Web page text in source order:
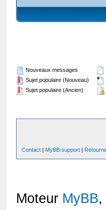
Nouveaux messages
Sujet populaire (Nouveau)
Sujet populaire (Ancien)
Contact | MyBB.support |
Moteur MyBB,